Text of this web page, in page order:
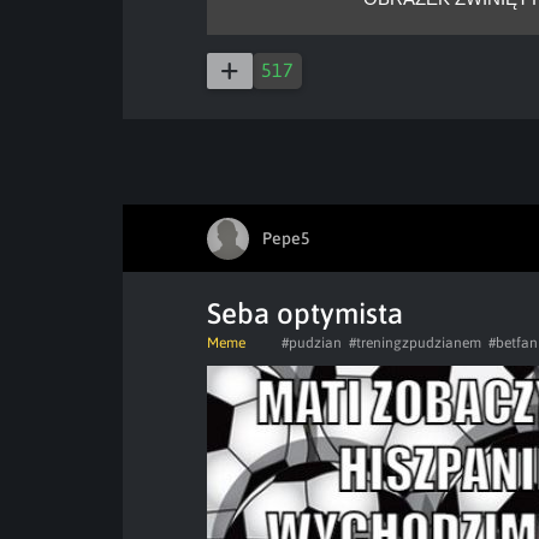
517
Pepe5
Seba optymista
Meme #pudzian #treningzpudzianem #betfan